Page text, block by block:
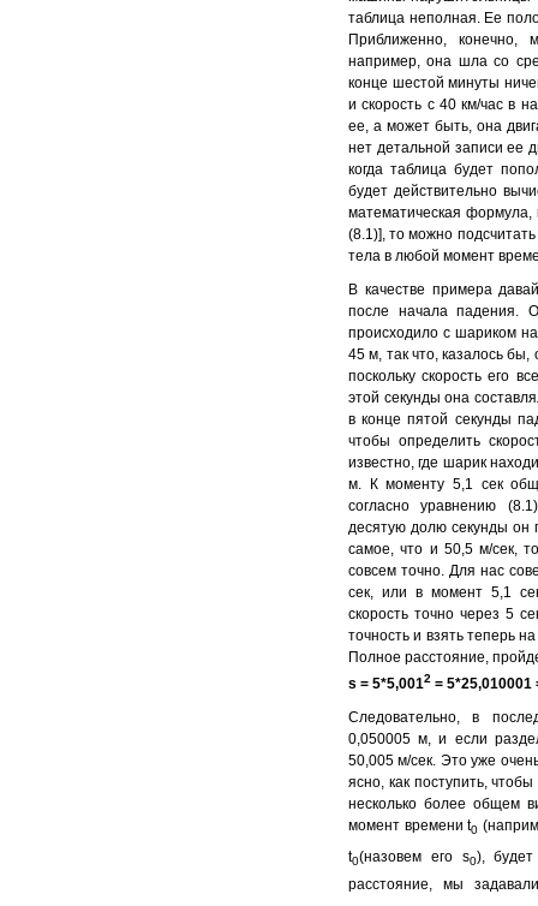
таблица неполная. Ее
Приближенно, конечно,
например, она шла со
конце шестой минуты
и скорость с 40 км/час в
ее, а может быть, она
нет детальной записи ее
когда таблица будет
будет действительно
математическая формула,
(8.1)], то можно
тела в любой момент
В качестве примера
после начала падения.
происходило с шариком
45 м, так что, казалось
поскольку скорость его
этой секунды она
в конце пятой секунды
чтобы определить
известно, где шарик
м. К моменту 5,1 сек
согласно уравнению
десятую долю секунды он
самое, что и 50,5 м/сек,
совсем точно. Для нас
сек, или в момент 5,1
скорость точно через 5
точность и взять теперь
Полное расстояние,
s = 5*5,0012 = 5*25,010001
Следовательно, в
0,050005 м, и если
50,005 м/сек. Это уже
ясно, как поступить,
несколько более общем
момент времени t0
t0(назовем его s0),
расстояние, мы